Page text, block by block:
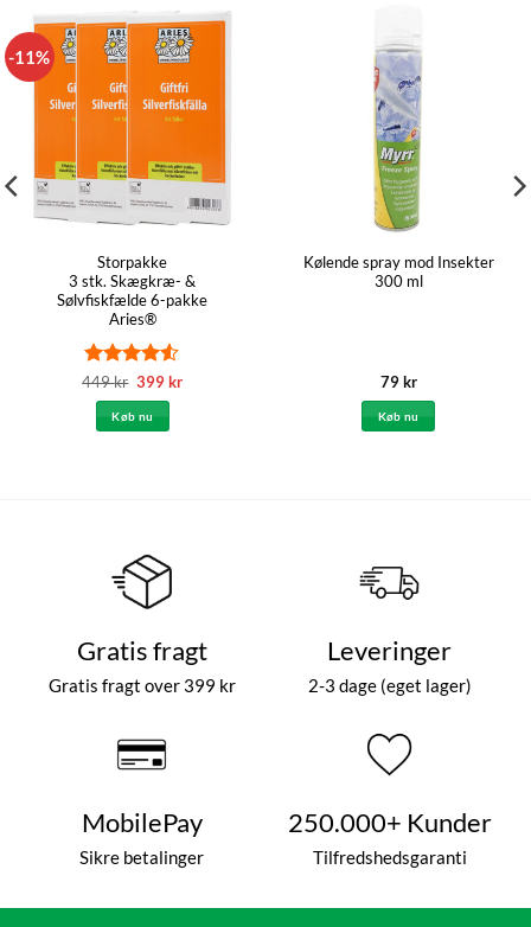
-11%
Storpakke
3 stk. Skægkræ- &
Sølvfiskfælde 6-pakke
Aries®
Vurderet
4.5ud af
449kr Den
var:
449 kr.
399krDen
Køb nu
Kølende spray mod Insekter
300 ml
79kr
Køb nu
Gratis fragt
Gratis fragt over 399 kr
Leveringer
2-3 dage (eget lager)
MobilePay
Sikre betalinger
250.000+ Kunder
Tilfredshedsgaranti